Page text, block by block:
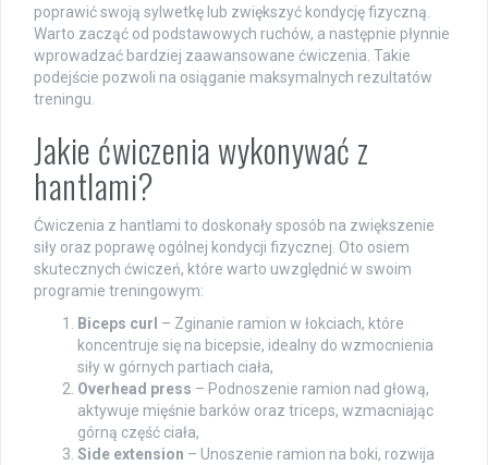
poprawić swoją sylwetkę lub zwiększyć kondycję fizyczną.
Warto zacząć od podstawowych ruchów, a następnie płynnie
wprowadzać bardziej zaawansowane ćwiczenia. Takie
podejście pozwoli na osiąganie maksymalnych rezultatów
treningu.
Jakie ćwiczenia wykonywać z
hantlami?
Ćwiczenia z hantlami to doskonały sposób na zwiększenie
siły oraz poprawę ogólnej kondycji fizycznej. Oto osiem
skutecznych ćwiczeń, które warto uwzględnić w swoim
programie treningowym:
Biceps curl – Zginanie ramion w łokciach, które
koncentruje się na bicepsie, idealny do wzmocnienia
siły w górnych partiach ciała,
Overhead press – Podnoszenie ramion nad głową,
aktywuje mięśnie barków oraz triceps, wzmacniając
górną część ciała,
Side extension – Unoszenie ramion na boki, rozwija